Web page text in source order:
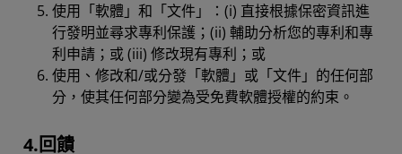
使用「軟體」和「文件」：(i) 直接根據保密資訊進
行發明並尋求專利保護；(ii) 輔助分析您的專利和專
利申請；或 (iii) 修改現有專利；或
使用、修改和/或分發「軟體」或「文件」的任何部
分，使其任何部分變為受免費軟體授權的約束。
4.回饋